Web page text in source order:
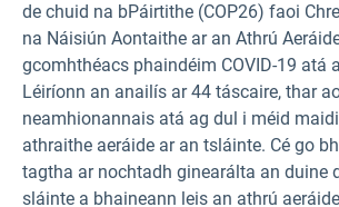
de chuid na bPáirtithe (COP26) faoi
na Náisiún Aontaithe ar an Athrú
gcomhthéacs phaindéim COVID-19 atá
Léiríonn an anailís ar 44 táscaire, thar
neamhionannais atá ag dul i méid
athraithe aeráide ar an tsláinte. Cé go
tagtha ar nochtadh ginearálta an duine
sláinte a bhaineann leis an athrú